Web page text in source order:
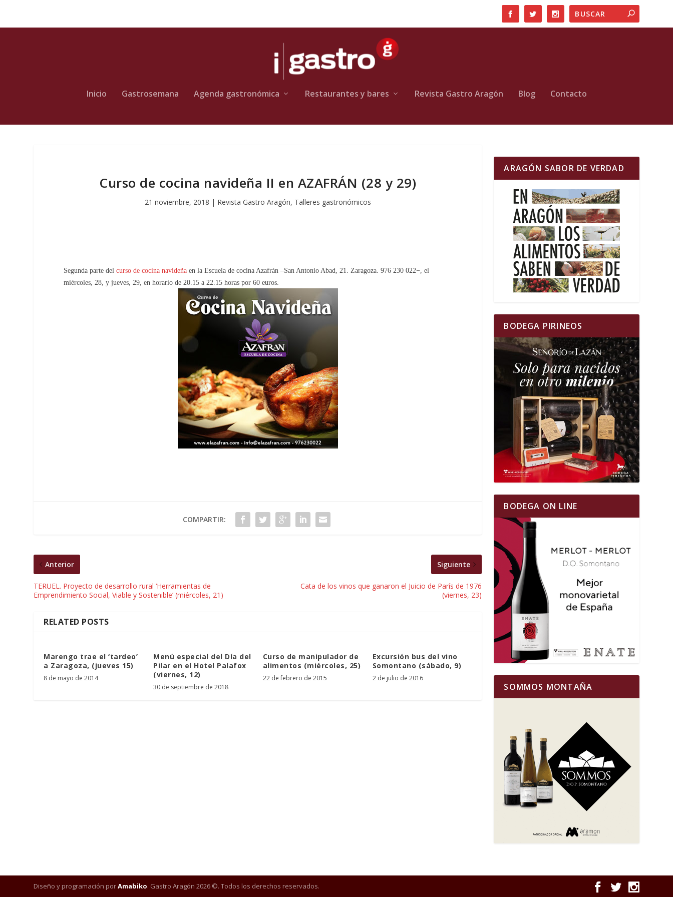
Inicio Gastrosemana Agenda gastronómica Restaurantes y bares Revista Gastro Aragón Blog Contacto
Curso de cocina navideña II en AZAFRÁN (28 y 29)
21 noviembre, 2018 | Revista Gastro Aragón, Talleres gastronómicos
Segunda parte delcurso de cocina navideña en la Escuela de cocina Azafrán –San Antonio Abad, 21. Zaragoza. 976 230 022−, el
miércoles, 28, y jueves, 29, en horario de 20.15 a 22.15 horas por 60 euros.
COMPARTIR:
Anterior
TERUEL. Proyecto de desarrollo rural ‘Herramientas de
Emprendimiento Social, Viable y Sostenible’ (miércoles, 21)
Siguiente
Cata de los vinos que ganaron el Juicio de París de 1976
(viernes, 23)
RELATED POSTS
Marengo trae el ‘tardeo’
a Zaragoza, (jueves 15)
8 de mayo de 2014
Menú especial del Día del
Pilar en el Hotel Palafox
(viernes, 12)
30 de septiembre de 2018
Curso de manipulador de
alimentos (miércoles, 25)
22 de febrero de 2015
Excursión bus del vino
Somontano (sábado, 9)
2 de julio de 2016
ARAGÓN SABOR DE VERDAD
BODEGA PIRINEOS
BODEGA ON LINE
SOMMOS MONTAÑA
Diseño y programación porAmabiko. Gastro Aragón 2026 ©. Todos los derechos reservados.